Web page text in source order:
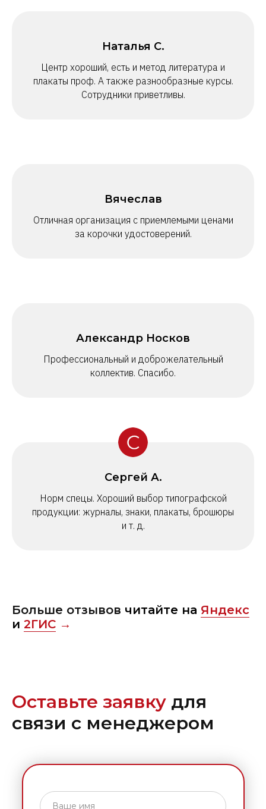
Наталья С.
Центр хороший, есть и метод литература и
плакаты проф. А также разнообразные курсы.
Сотрудники приветливы.
Вячеслав
Отличная организация с приемлемыми ценами
за корочки удостоверений.
Александр Носков
Профессиональный и доброжелательный
коллектив. Спасибо.
Сергей А.
Норм спецы. Хороший выбор типографской
продукции: журналы, знаки, плакаты, брошюры
и т. д.
Больше отзывов читайте на Яндекс
и 2ГИС →
Оставьте заявку для
связи с менеджером